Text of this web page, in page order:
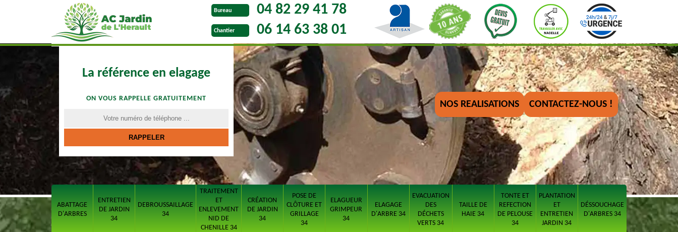
Bureau 04 82 29 41 78
Chantier 06 14 63 38 01
La référence en elagage
ON VOUS RAPPELLE GRATUITEMENT
NOS REALISATIONS CONTACTEZ-NOUS !
ABATTAGE
D'ARBRES
ENTRETIEN
DE JARDIN
34
DEBROUSSAILLAGE
34
TRAITEMENT
ET
ENLEVEMENT
NID DE
CHENILLE 34
CRÉATION
DE JARDIN
34
POSE DE
CLÔTURE ET
GRILLAGE
34
ELAGUEUR
GRIMPEUR
34
ELAGAGE
D'ARBRE 34
EVACUATION
DES
DÉCHETS
VERTS 34
TAILLE DE
HAIE 34
TONTE ET
REFECTION
DE PELOUSE
34
PLANTATION
ET
ENTRETIEN
JARDIN 34
DÉSSOUCHAGE
D'ARBRES 34